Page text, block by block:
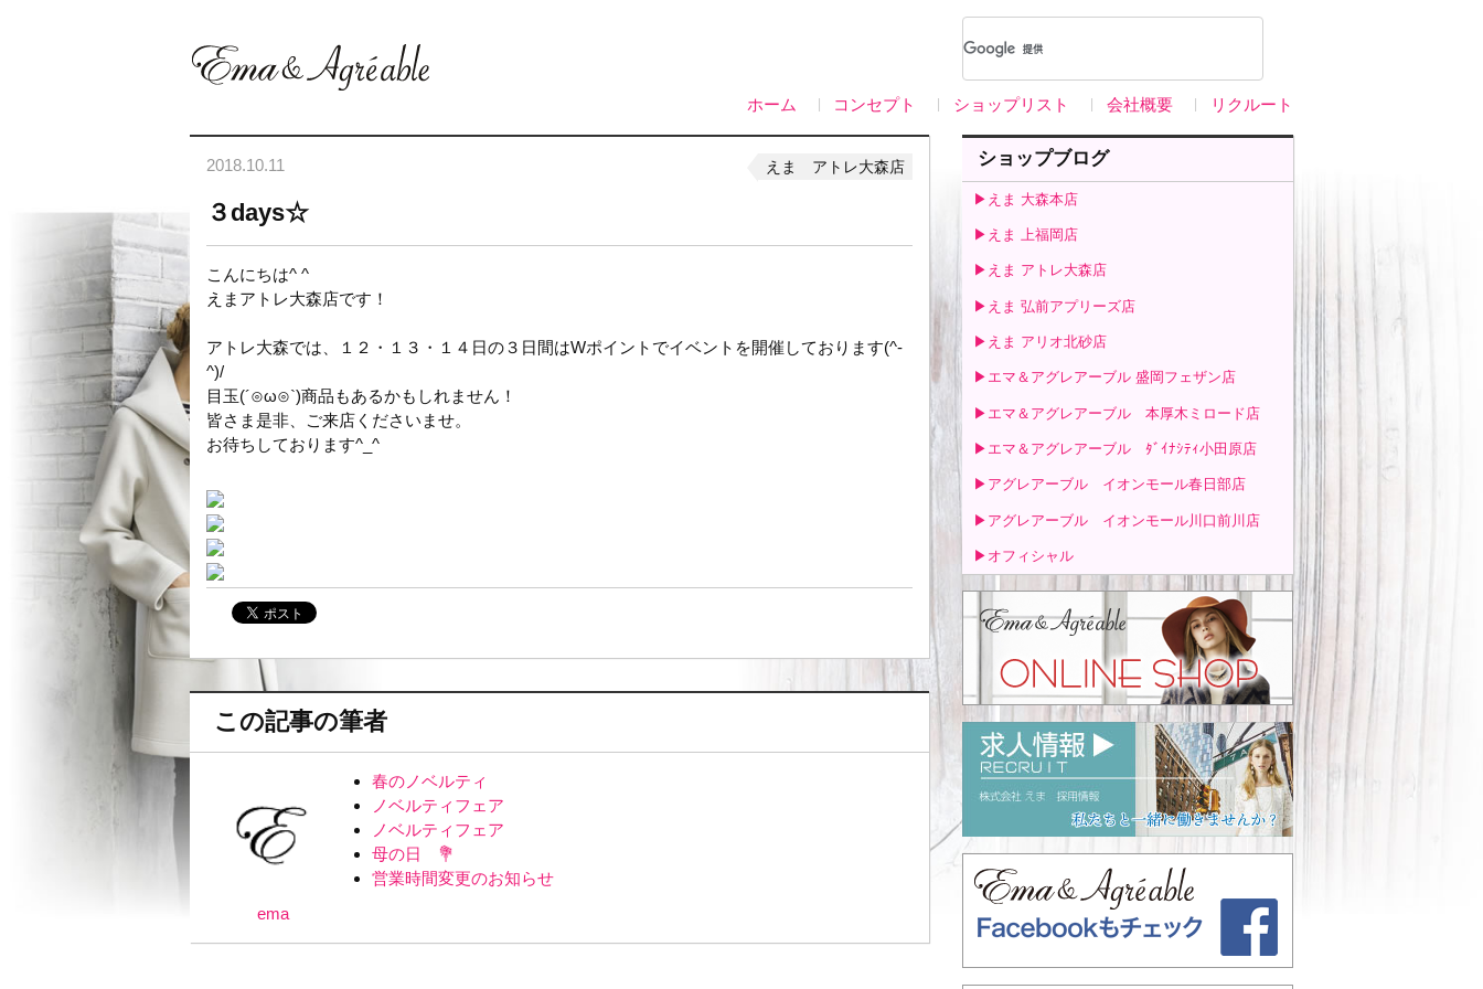
ホーム コンセプト ショップリスト 会社概要 リクルート
2018.10.11 えま アトレ大森店
３days☆
こんにちは^ ^
えまアトレ大森店です！
アトレ大森では、１２・１３・１４日の３日間はWポイントでイベントを開催しております(^-
^)/
目玉(´⊙ω⊙`)商品もあるかもしれません！
皆さま是非、ご来店くださいませ。
お待ちしております^_^
この記事の筆者
ema
春のノベルティ
ノベルティフェア
ノベルティフェア
母の日 💐
営業時間変更のお知らせ
ショップブログ
▶えま 大森本店
▶えま 上福岡店
▶えま アトレ大森店
▶えま 弘前アプリーズ店
▶えま アリオ北砂店
▶エマ＆アグレアーブル 盛岡フェザン店
▶エマ＆アグレアーブル 本厚木ミロード店
▶エマ＆アグレアーブル ﾀﾞｲﾅｼﾃｨ小田原店
▶アグレアーブル イオンモール春日部店
▶アグレアーブル イオンモール川口前川店
▶オフィシャル